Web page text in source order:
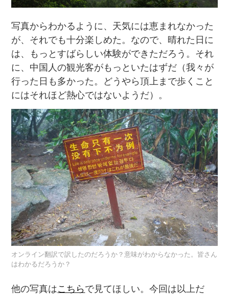
写真からわかるように、天気には恵まれなかった
が、それでも十分楽しめた。なので、晴れた日に
は、もっとすばらしい体験ができただろう。それ
に、中国人の観光客がもっといたはずだ（我々が
行った日も多かった。どうやら頂上まで歩くこと
にはそれほど熱心ではないようだ）。
オンライン翻訳で訳したのだろうか？意味がわからなかった。皆さん
はわかるだろうか？
他の写真はこちらで見てほしい。今回は以上だ